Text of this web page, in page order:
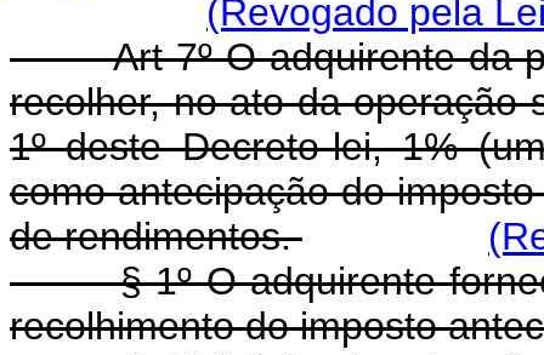
(Revogado pela
Art 7º O adquirente da
recolher, no ato da operação
1º deste Decreto-lei, 1%
como antecipação do
de rendimentos.
§ 1º O adquirente
recolhimento do imposto